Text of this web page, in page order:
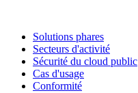
Solutions phares
Secteurs d'activité
Sécurité du cloud public
Cas d'usage
Conformité